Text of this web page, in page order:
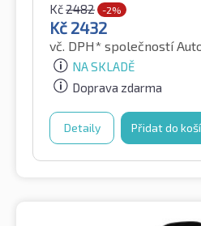
Kč2482 -2%
Kč 2432
vč. DPH* společností
NA SKLADĚ
Doprava zdarma
Detaily Přidat do